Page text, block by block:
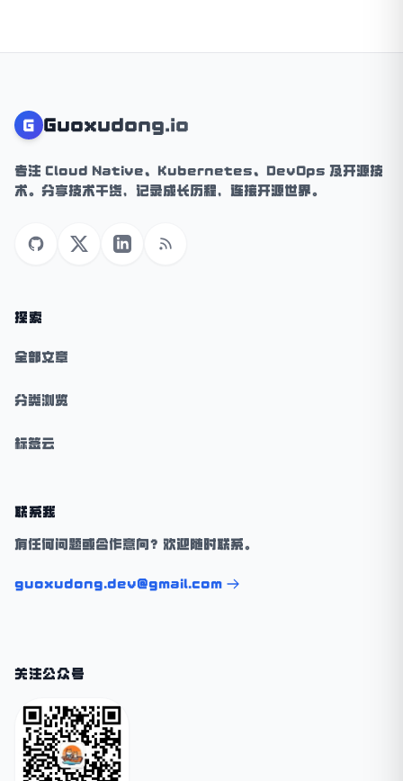
G Guoxudong.io
专注 Cloud Native、Kubernetes、DevOps 及开源技
术。分享技术干货，记录成长历程，连接开源世界。
GitHubX (Twitter)
LinkedIn
RSS
探索
全部文章
分类浏览
标签云
联系我
有任何问题或合作意向？欢迎随时联系。
guoxudong.dev@gmail.com
关注公众号